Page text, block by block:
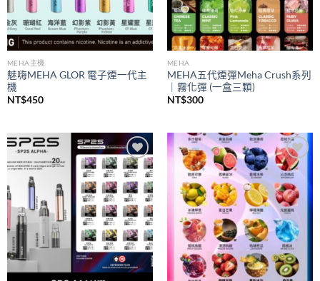
MEHA主機
魅嗨MEHA GLOR 電子煙一代主
機
NT$450
MEHA
MEHA五代煙彈Meha Crush系列
｜霧化彈 (一盒三顆)
NT$300
Add to
wishlist
Add to
wishlist